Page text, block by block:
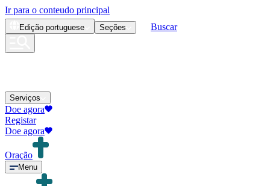
Ir para o conteudo principal
Edição portuguese Seções Buscar
Serviços
Doe agora
Registar
Doe agora
Oração
Menu